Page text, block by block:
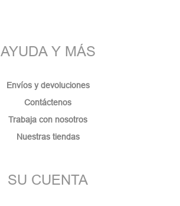
AYUDA Y MÁS
Envíos y devoluciones
Contáctenos
Trabaja con nosotros
Nuestras tiendas
SU CUENTA